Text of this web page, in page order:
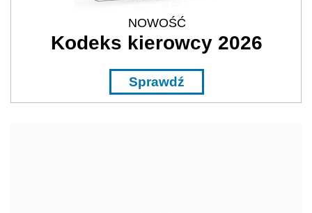
NOWOŚĆ
Kodeks kierowcy 2026
Sprawdź